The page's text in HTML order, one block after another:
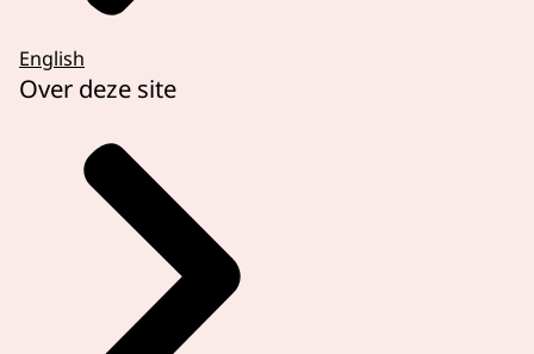
English
Over deze site